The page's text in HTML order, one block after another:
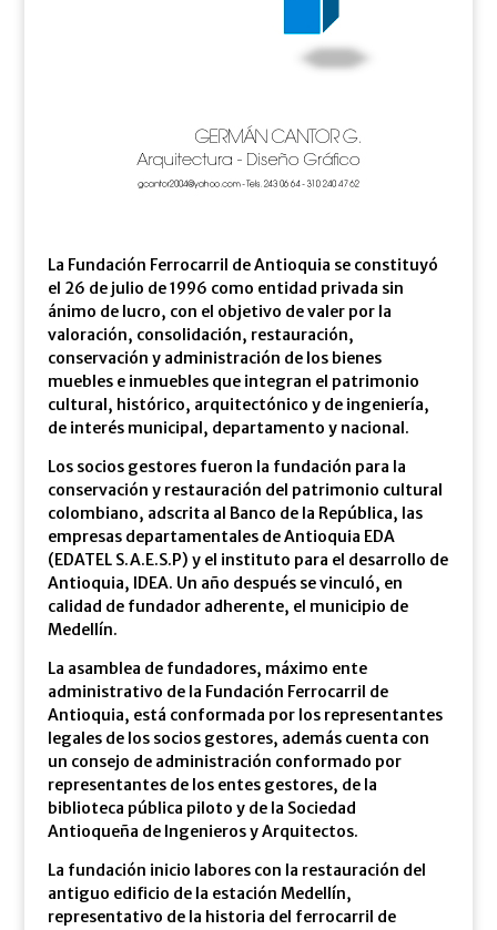
La Fundación Ferrocarril de Antioquia se constituyó
el 26 de julio de 1996 como entidad privada sin
ánimo de lucro, con el objetivo de valer por la
valoración, consolidación, restauración,
conservación y administración de los bienes
muebles e inmuebles que integran el patrimonio
cultural, histórico, arquitectónico y de ingeniería,
de interés municipal, departamento y nacional.
Los socios gestores fueron la fundación para la
conservación y restauración del patrimonio cultural
colombiano, adscrita al Banco de la República, las
empresas departamentales de Antioquia EDA
(EDATEL S.A.E.S.P) y el instituto para el desarrollo de
Antioquia, IDEA. Un año después se vinculó, en
calidad de fundador adherente, el municipio de
Medellín.
La asamblea de fundadores, máximo ente
administrativo de la Fundación Ferrocarril de
Antioquia, está conformada por los representantes
legales de los socios gestores, además cuenta con
un consejo de administración conformado por
representantes de los entes gestores, de la
biblioteca pública piloto y de la Sociedad
Antioqueña de Ingenieros y Arquitectos.
La fundación inicio labores con la restauración del
antiguo edificio de la estación Medellín,
representativo de la historia del ferrocarril de